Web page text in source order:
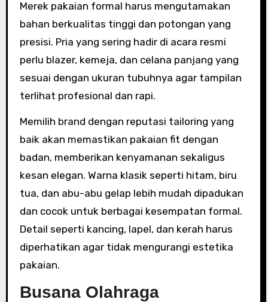
Merek pakaian formal harus mengutamakan
bahan berkualitas tinggi dan potongan yang
presisi. Pria yang sering hadir di acara resmi
perlu blazer, kemeja, dan celana panjang yang
sesuai dengan ukuran tubuhnya agar tampilan
terlihat profesional dan rapi.
Memilih brand dengan reputasi tailoring yang
baik akan memastikan pakaian fit dengan
badan, memberikan kenyamanan sekaligus
kesan elegan. Warna klasik seperti hitam, biru
tua, dan abu-abu gelap lebih mudah dipadukan
dan cocok untuk berbagai kesempatan formal.
Detail seperti kancing, lapel, dan kerah harus
diperhatikan agar tidak mengurangi estetika
pakaian.
Busana Olahraga